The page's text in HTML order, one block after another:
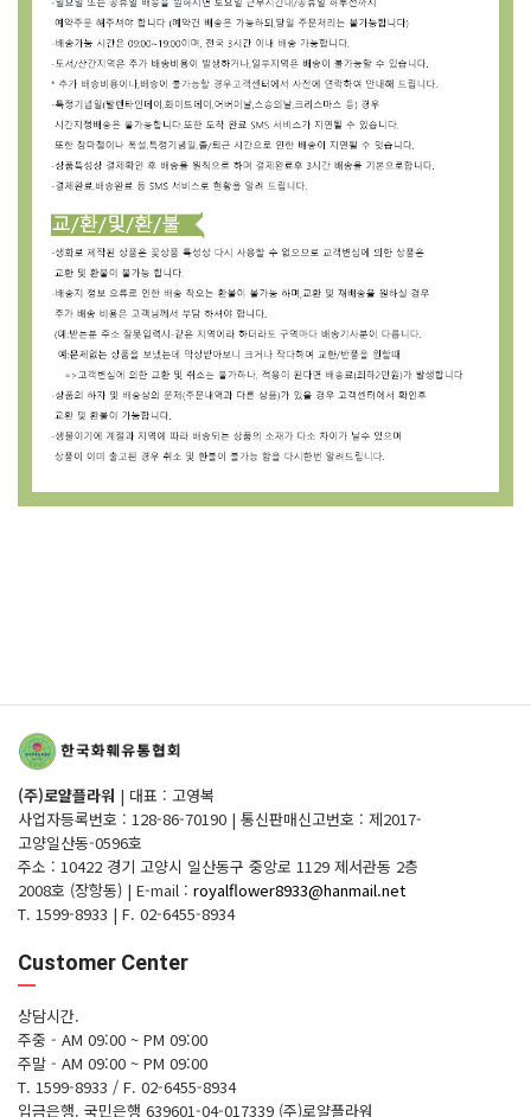
(주)로얄플라워 | 대표 : 고영복
사업자등록번호 : 128-86-70190 | 통신판매신고번호 : 제2017-
고양일산동-0596호
주소 : 10422 경기 고양시 일산동구 중앙로 1129 제서관동 2층
2008호 (장항동) | E-mail : royalflower8933@hanmail.net
T. 1599-8933 | F. 02-6455-8934
Customer Center
상담시간.
주중 - AM 09:00 ~ PM 09:00
주말 - AM 09:00 ~ PM 09:00
T. 1599-8933 / F. 02-6455-8934
입금은행. 국민은행 639601-04-017339 (주)로얄플라워